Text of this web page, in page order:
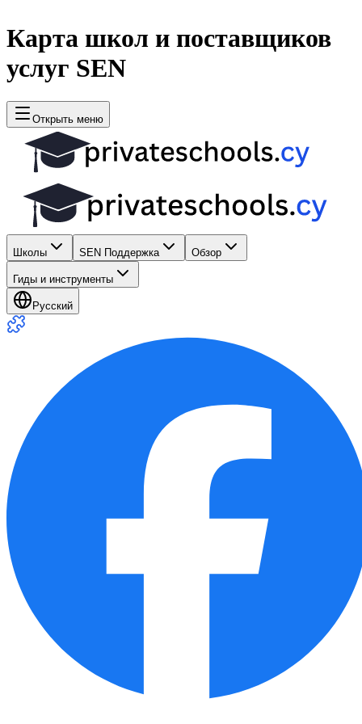
Карта школ и поставщиков
услуг SEN
Открыть меню
Школы SEN Поддержка Обзор
Гиды и инструменты
Русский